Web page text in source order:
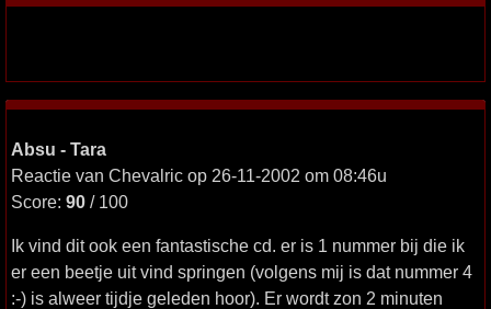
Absu - Tara
Reactie van Chevalric op 26-11-2002 om 08:46u
Score: 90 / 100
Ik vind dit ook een fantastische cd. er is 1 nummer bij die ik
er een beetje uit vind springen (volgens mij is dat nummer 4
:-) is alweer tijdje geleden hoor). Er wordt zon 2 minuten